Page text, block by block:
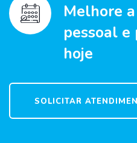
Melhore
pessoal
hoje
SOLICITAR